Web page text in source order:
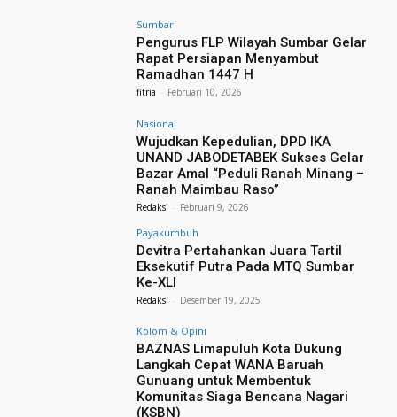
Sumbar
Pengurus FLP Wilayah Sumbar Gelar
Rapat Persiapan Menyambut
Ramadhan 1447 H
fitria - Februari 10, 2026
Nasional
Wujudkan Kepedulian, DPD IKA
UNAND JABODETABEK Sukses Gelar
Bazar Amal “Peduli Ranah Minang –
Ranah Maimbau Raso”
Redaksi - Februari 9, 2026
Payakumbuh
Devitra Pertahankan Juara Tartil
Eksekutif Putra Pada MTQ Sumbar
Ke-XLI
Redaksi - Desember 19, 2025
Kolom & Opini
BAZNAS Limapuluh Kota Dukung
Langkah Cepat WANA Baruah
Gunuang untuk Membentuk
Komunitas Siaga Bencana Nagari
(KSBN)